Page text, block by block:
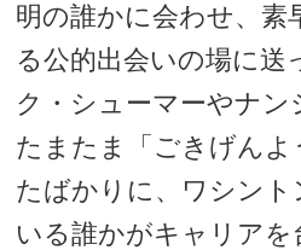
明の誰かに会わせ、素
る公的出会いの場に送
ク・シューマーやナン
たまたま「ごきげんよ
たばかりに、ワシント
いる誰かがキャリアを